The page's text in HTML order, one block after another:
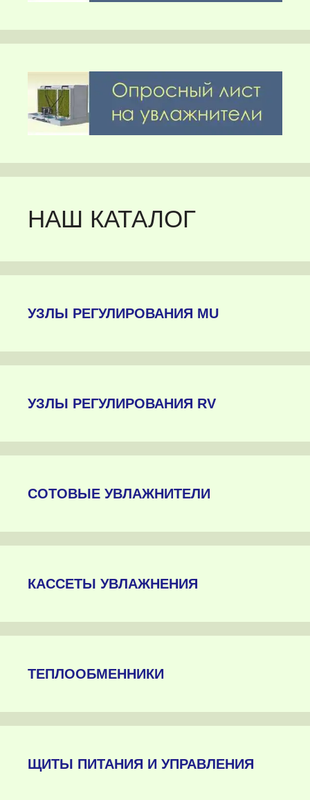
НАШ КАТАЛОГ
УЗЛЫ РЕГУЛИРОВАНИЯ MU
УЗЛЫ РЕГУЛИРОВАНИЯ RV
СОТОВЫЕ УВЛАЖНИТЕЛИ
КАССЕТЫ УВЛАЖНЕНИЯ
ТЕПЛООБМЕННИКИ
ЩИТЫ ПИТАНИЯ И УПРАВЛЕНИЯ